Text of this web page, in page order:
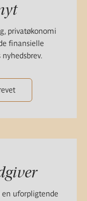
privatøkonomi
finansielle
en uforpligtende